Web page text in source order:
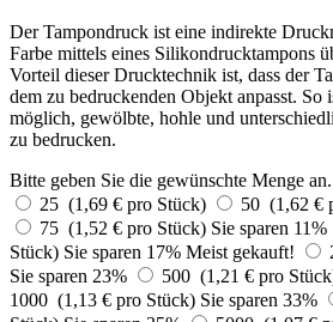
Der Tampondruck ist eine indirekte
Farbe mittels eines Silikondrucktampons
Vorteil dieser Drucktechnik ist, dass der
dem zu bedruckenden Objekt anpasst. So
möglich, gewölbte, hohle und
zu bedrucken.
Bitte geben Sie die gewünschte Menge an.
25 (1,69 € pro Stück)
50 (1,62 €
75 (1,52 € pro Stück) Sie sparen 11%
Stück) Sie sparen 17% Meist gekauft!
Sie sparen 23%
500 (1,21 € pro
1000 (1,13 € pro Stück) Sie sparen 33%